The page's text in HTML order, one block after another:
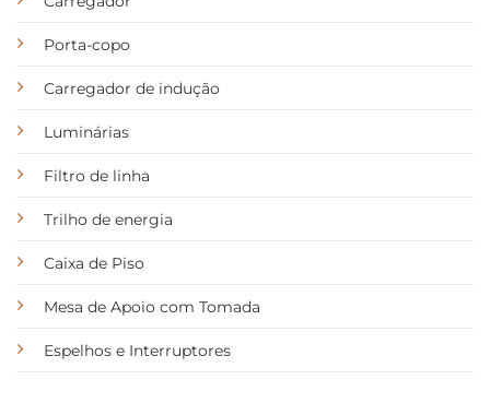
Porta-copo
Carregador de indução
Luminárias
Filtro de linha
Trilho de energia
Caixa de Piso
Mesa de Apoio com Tomada
Espelhos e Interruptores